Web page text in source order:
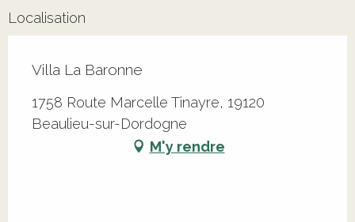
Localisation
Villa La Baronne
1758 Route Marcelle Tinayre, 19120
Beaulieu-sur-Dordogne
M'y rendre